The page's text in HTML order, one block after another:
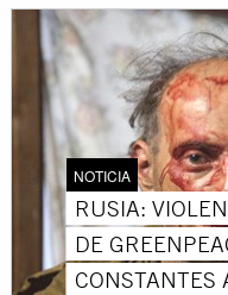
NOTICIA
RUSIA:
DE
CONSTANTES